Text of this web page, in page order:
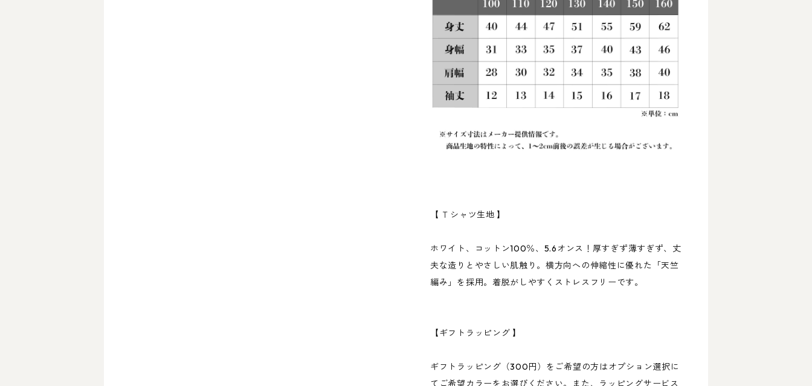
【 Ｔシャツ生地 】
ホワイト、コットン100％、5.6オンス！厚すぎず薄すぎず、丈
夫な造りとやさしい肌触り。横方向への伸縮性に優れた「天竺
編み」を採用。着脱がしやすくストレスフリーです。
【ギフトラッピング 】
ギフトラッピング（300円）をご希望の方はオプション選択に
てご希望カラーをお選びください。また、ラッピングサービス